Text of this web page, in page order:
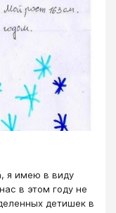
я имею в виду
в этом году не
детишек в